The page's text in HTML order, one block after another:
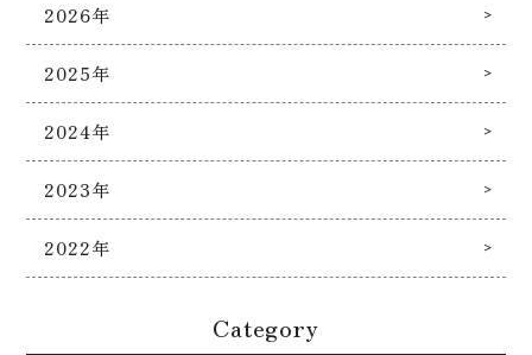
2026年
2025年
2024年
2023年
2022年
Category